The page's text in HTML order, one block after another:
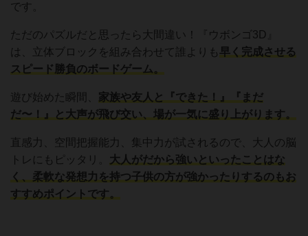
です。
ただのパズルだと思ったら大間違い！『ウボンゴ3D』
は、立体ブロックを組み合わせて誰よりも 早く完成させる
スピード勝負のボードゲーム。
遊び始めた瞬間、 家族や友人と『できた！』『まだ
だ〜！』と大声が飛び交い、場が一気に盛り上がります。
直感力、空間把握能力、集中力が試されるので、大人の脳
トレにもピッタリ。 大人がだから強いといったことはな
く、柔軟な発想力を持つ子供の方が強かったりするのもお
すすめポイントです。